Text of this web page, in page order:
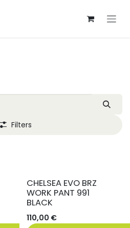
Filters
CHELSEA EVO BRZ
WORK PANT 991
BLACK
110,00 €